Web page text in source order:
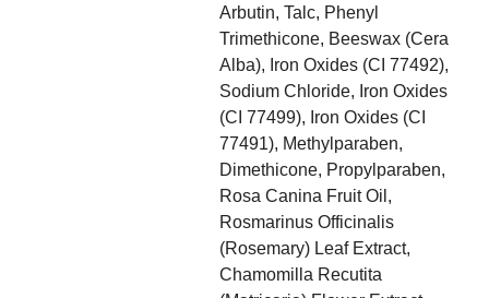
Arbutin, Talc, Phenyl
Trimethicone, Beeswax (Cera
Alba), Iron Oxides (CI 77492),
Sodium Chloride, Iron Oxides
(CI 77499), Iron Oxides (CI
77491), Methylparaben,
Dimethicone, Propylparaben,
Rosa Canina Fruit Oil,
Rosmarinus Officinalis
(Rosemary) Leaf Extract,
Chamomilla Recutita